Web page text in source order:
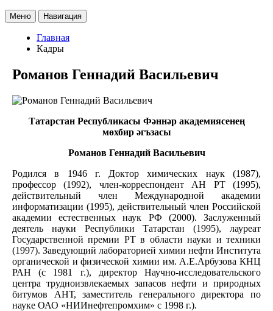
Меню Навигация
Главная
Кадры
Романов Геннадий Васильевич
Татарстан Республикасы Фәннәр академиясенең
мөхбир әгъзасы
Романов Геннадий Васильевич
Родился в 1946 г. Доктор химических наук (1987),
профессор (1992), член-корреспондент АН РТ (1995),
действительный член Международной академии
информатизации (1995), действительный член Российской
академии естественных наук РФ (2000). Заслуженный
деятель науки Республики Татарстан (1995), лауреат
Государственной премии РТ в области науки и техники
(1997). Заведующий лабораторией химии нефти Института
органической и физической химии им. А.Е.Арбузова КНЦ
РАН (с 1981 г.), директор Научно-исследовательского
центра трудноизвлекаемых запасов нефти и природных
битумов АНТ, заместитель генерального директора по
науке ОАО «НИИнефтепромхим» с 1998 г.).